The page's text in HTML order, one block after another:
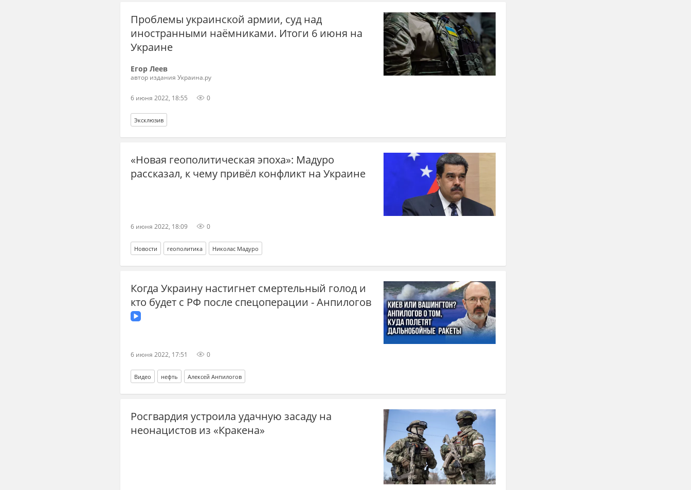
Проблемы украинской армии, суд над
иностранными наёмниками. Итоги 6 июня на
Украине
Егор Леев
автор издания Украина.ру
6 июня 2022, 18:55 0
Эксклюзив
«Новая геополитическая эпоха»: Мадуро
рассказал, к чему привёл конфликт на Украине
6 июня 2022, 18:09 0
Новости геополитика Николас Мадуро
Когда Украину настигнет смертельный голод и
кто будет с РФ после спецоперации - Анпилогов
6 июня 2022, 17:51 0
Видео нефть Алексей Анпилогов
Росгвардия устроила удачную засаду на
неонацистов из «Кракена»